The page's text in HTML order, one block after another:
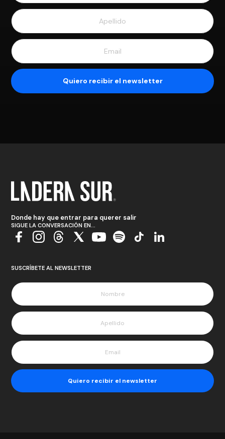
Donde hay que entrar para querer salir
SIGUE LA CONVERSACIÓN EN...
SUSCRÍBETE AL NEWSLETTER